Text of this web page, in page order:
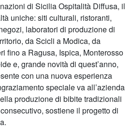
di Sicilia Ospitalità Diffusa, il
uniche: siti culturali, ristoranti,
laboratori di produzione di
da Scicli a Modica, da
fino a Ragusa, Ispica, Monterosso
e, grande novità di quest’anno,
con una nuova esperienza
speciale va all’azienda
produzione di bibite tradizionali
sostiene il progetto di